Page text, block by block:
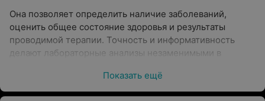
Она позволяет определить наличие заболеваний,
оценить общее состояние здоровья и результаты
проводимой терапии. Точность и информативность
делают лабораторные анализы незаменимыми в
Показать ещё